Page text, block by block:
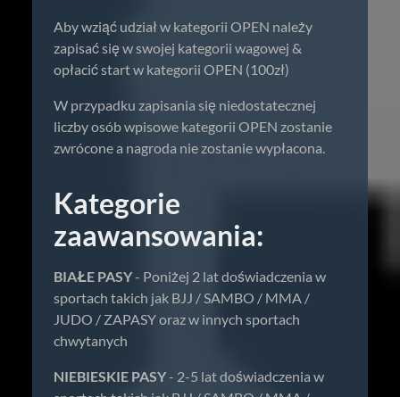
Aby wziąć udział w kategorii OPEN należy
zapisać się w swojej kategorii wagowej &
opłacić start w kategorii OPEN (100zł)
W przypadku zapisania się niedostatecznej
liczby osób wpisowe kategorii OPEN zostanie
zwrócone a nagroda nie zostanie wypłacona.
Kategorie
zaawansowania:
BIAŁE PASY- Poniżej 2 lat doświadczenia w
sportach takich jak BJJ / SAMBO / MMA /
JUDO / ZAPASY oraz w innych sportach
chwytanych
NIEBIESKIE PASY- 2-5 lat doświadczenia w